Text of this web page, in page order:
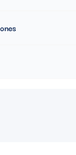
GARANTIA DE UN AÑO